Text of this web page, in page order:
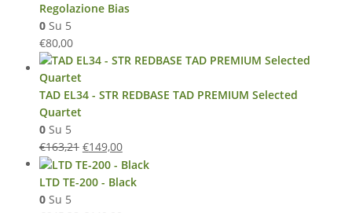
Regolazione Bias
0Su 5
€80,00
TAD EL34 - STR REDBASE TAD PREMIUM Selected
Quartet
0Su 5
€163,21 €149,00
LTD TE-200 - Black
0Su 5